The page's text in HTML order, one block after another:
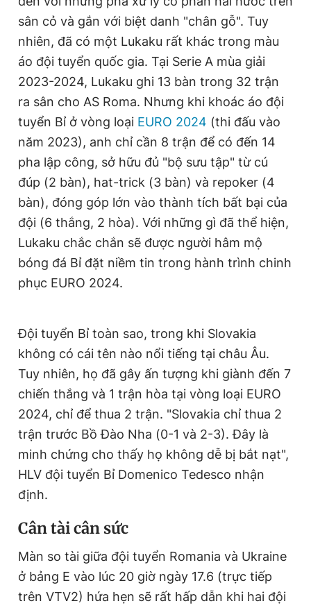
Giấy phép xuất bản số 110/GP - BTTTT cấp ngày 24.3.2020
© 2003-2026 Bản quyền thuộc về Báo Thanh Niên. Cấm sao
chép dưới mọi hình thức nếu không có sự chấp thuận bằng văn
bản. Phát triển bởi ePi Technologies, JSC.
sân cỏ và gắn với biệt danh "chân gỗ". Tuy
nhiên, đã có một Lukaku rất khác trong màu
áo đội tuyển quốc gia. Tại Serie A mùa giải
2023-2024, Lukaku ghi 13 bàn trong 32 trận
ra sân cho AS Roma. Nhưng khi khoác áo đội
tuyển Bỉ ở vòng loại EURO 2024 (thi đấu vào
năm 2023), anh chỉ cần 8 trận để có đến 14
pha lập công, sở hữu đủ "bộ sưu tập" từ cú
đúp (2 bàn), hat-trick (3 bàn) và repoker (4
bàn), đóng góp lớn vào thành tích bất bại của
đội (6 thắng, 2 hòa). Với những gì đã thể hiện,
Lukaku chắc chắn sẽ được người hâm mộ
bóng đá Bỉ đặt niềm tin trong hành trình chinh
phục EURO 2024.
Đội tuyển Bỉ toàn sao, trong khi Slovakia
không có cái tên nào nổi tiếng tại châu Âu.
Tuy nhiên, họ đã gây ấn tượng khi giành đến 7
chiến thắng và 1 trận hòa tại vòng loại EURO
2024, chỉ để thua 2 trận. "Slovakia chỉ thua 2
trận trước Bồ Đào Nha (0-1 và 2-3). Đây là
minh chứng cho thấy họ không dễ bị bắt nạt",
HLV đội tuyển Bỉ Domenico Tedesco nhận
định.
Cân tài cân sức
Màn so tài giữa đội tuyển Romania và Ukraine
ở bảng E vào lúc 20 giờ ngày 17.6 (trực tiếp
trên VTV2) hứa hẹn sẽ rất hấp dẫn khi hai đội